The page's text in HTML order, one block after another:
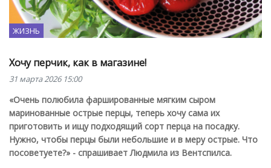
ЖИЗНЬ
Хочу перчик, как в магазине!
31 марта 2026 15:00
«Очень полюбила фаршированные мягким сыром
маринованные острые перцы, теперь хочу сама их
приготовить и ищу подходящий сорт перца на посадку.
Нужно, чтобы перцы были небольшие и в меру острые. Что
посоветуете?» - спрашивает Людмила из Вентспилса.